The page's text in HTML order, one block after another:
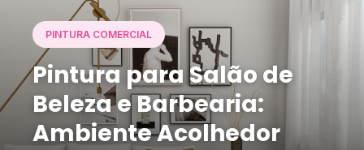
PINTURA COMERCIAL
Pintura para Salão de
Beleza e Barbearia:
Ambiente Acolhedor